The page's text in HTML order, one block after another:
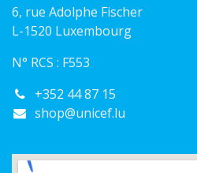
6, rue Adolphe Fischer
L-1520 Luxembourg
N° RCS : F553
+352 44 87 15
shop@unicef.lu